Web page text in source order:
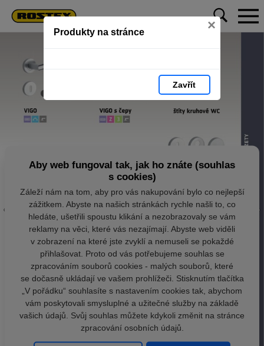
Produkty na stránce ×
Zavřít
Aby web fungoval tak, jak ho znáte (souhlas
s cookies)
Záleží nám na tom, aby pro vás nakupování bylo co nejlepší
zážitkem. Abyste na našich stránkách rychle našli to, co
hledáte, ušetřili spoustu klikání a nezobrazovaly se vám
reklamy na věci, které vás nezajímají. Abyste web viděli
v zobrazení na které jste zvyklí a nemuseli se pokaždé
přihlašovat. Proto od vás potřebujeme souhlas se
zpracováním souborů cookies - malých souborů, které
se dočasně ukládají ve vašem prohlížeči. Stisknutím tlačítka
„V pořádku“ souhlasíte s nastavením cookies tak, abychom
vám poskytovali smysluplné a užitečné služby na základě
vašich údajů. Svůj souhlas můžete kdykoli změnit na stránce
zpracování osobních údajů.